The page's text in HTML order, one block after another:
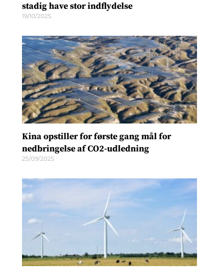
stadig have stor indflydelse
19/10/2025
Kina opstiller for første gang mål for
nedbringelse af CO2-udledning
25/09/2025